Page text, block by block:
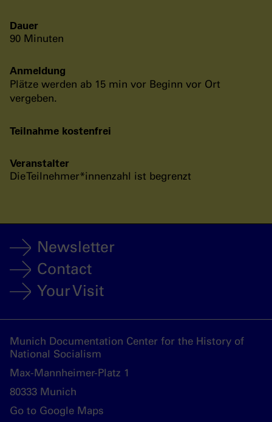
Dauer
90 Minuten
Anmeldung
Plätze werden ab 15 min vor Beginn vor Ort
vergeben.
Teilnahme kostenfrei
Veranstalter
Die Teilnehmer*innenzahl ist begrenzt
Newsletter
Contact
Your Visit
Munich Documentation Center for the History of
National Socialism
Max-Mannheimer-Platz 1
80333 Munich
Go to Google Maps